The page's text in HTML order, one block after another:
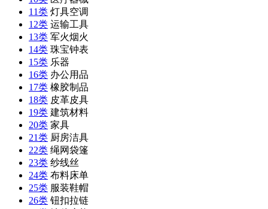
11类 灯具空调
12类 运输工具
13类 军火烟火
14类 珠宝钟表
15类 乐器
16类 办公用品
17类 橡胶制品
18类 皮革皮具
19类 建筑材料
20类 家具
21类 厨房洁具
22类 绳网袋篷
23类 纱线丝
24类 布料床单
25类 服装鞋帽
26类 钮扣拉链